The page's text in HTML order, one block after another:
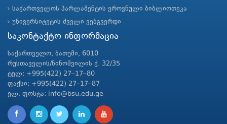
საქართველოს პარლამენტის ეროვნული ბიბლიოთეკა
უნივერსიტეტის ძველი ვებგვერდი
საკონტაქტო ინფორმაცია
საქართველო, ბათუმი, 6010
რუსთაველის/ნინოშვილის ქ. 32/35
ტელ: +995(422) 27–17–80
ფაქსი: +995(422) 27–17–87
ელ. ფოსტა: info@bsu.edu.ge